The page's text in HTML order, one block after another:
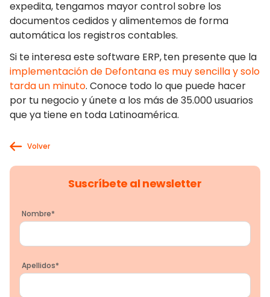
expedita, tengamos mayor control sobre los
documentos cedidos y alimentemos de forma
automática los registros contables.
Si te interesa este software ERP,ten presente que la
implementación de Defontana es muy sencilla y solo
tarda un minuto. Conoce todo lo que puede hacer
por tu negocio y únete a los más de 35.000 usuarios
que ya tiene en toda Latinoamérica.
Volver
Suscríbete al newsletter
Nombre*
Apellidos*